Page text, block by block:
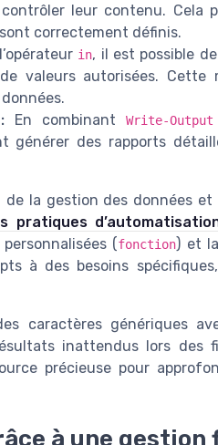
leur contenu. Cela
correctement définis.
in, il est possible
valeurs autorisées. Cette
En combinantWrite-Output
générer des rapports
de la gestion des données
pratiques
(fonction) et
à des besoins
caractères génériques
inattendus lors des
précieuse pour
à une gestion